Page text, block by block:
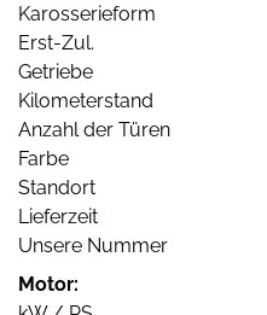
Karosserieform
Erst-Zul.
Getriebe
Kilometerstand
Anzahl der Türen
Farbe
Standort
Lieferzeit
Unsere Nummer
Motor: